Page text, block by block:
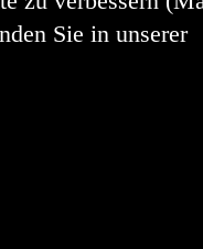
Sie in unserer